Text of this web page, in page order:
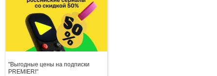
"Выгодные цены на подписки
PREMIER!"